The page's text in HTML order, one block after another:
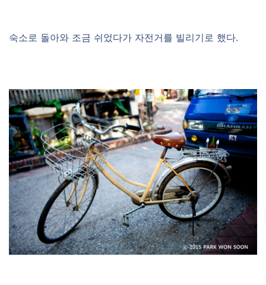
숙소로 돌아와 조금 쉬었다가 자전거를 빌리기로 했다.